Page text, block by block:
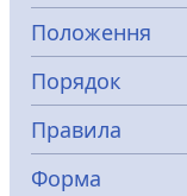
Положення
Порядок
Правила
Форма